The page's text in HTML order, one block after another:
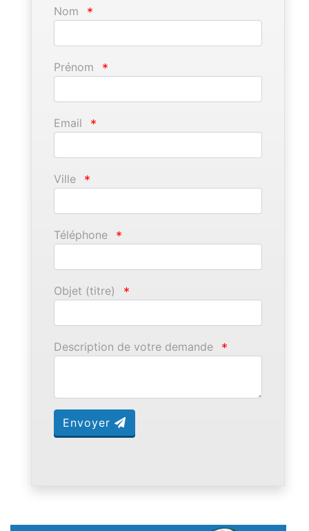
Nom *
Prénom *
Email *
Ville *
Téléphone *
Objet (titre) *
Description de votre demande *
Envoyer